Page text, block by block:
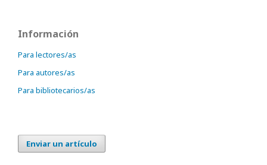
Información
Para lectores/as
Para autores/as
Para bibliotecarios/as
Enviar un artículo